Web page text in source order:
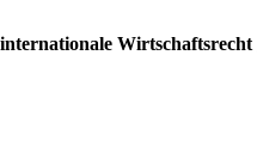
internationale Wirtschaftsrecht